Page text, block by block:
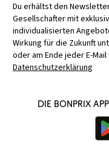
Du erhältst den
Gesellschafter mit
individualisierten
Wirkung für die Zukunft
oder am Ende jeder E-
Datenschutzerklärung
Die bonprix